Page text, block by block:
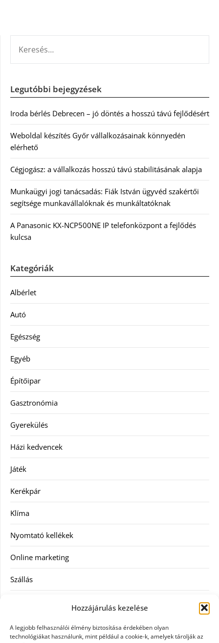
Hozzájárulás kezelése
A legjobb felhasználói élmény biztosítása érdekében olyan
technológiákat használunk, mint például a cookie-k, amelyek tárolják az
Legutóbbi bejegyzések
Iroda bérlés Debrecen – jó döntés a hosszú távú fejlődésért
Weboldal készítés Győr vállalkozásainak könnyedén
elérhető
Cégjogász: a vállalkozás hosszú távú stabilitásának alapja
Munkaügyi jogi tanácsadás: Fiák István ügyvéd szakértői
segítsége munkavállalóknak és munkáltatóknak
A Panasonic KX-NCP500NE IP telefonközpont a fejlődés
kulcsa
Kategóriák
Albérlet
Autó
Egészség
Egyéb
Építőipar
Gasztronómia
Gyerekülés
Házi kedvencek
Játék
Kerékpár
Klíma
Nyomtató kellékek
Online marketing
Szállás
Szellőztető